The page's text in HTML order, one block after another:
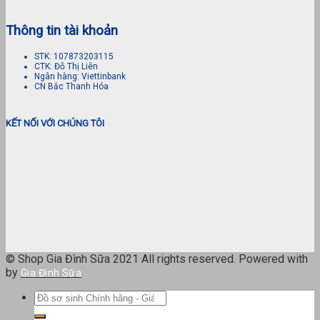
Thông tin tài khoản
STK: 107873203115
CTK: Đỗ Thị Liên
Ngân hàng: Viettinbank
CN Bắc Thanh Hóa
KẾT NỐI VỚI CHÚNG TÔI
© Shop Gia Đình Sữa 2021 All rights reserved. Powered with
by Gia Đình Sữa
Tìm
kiếm: